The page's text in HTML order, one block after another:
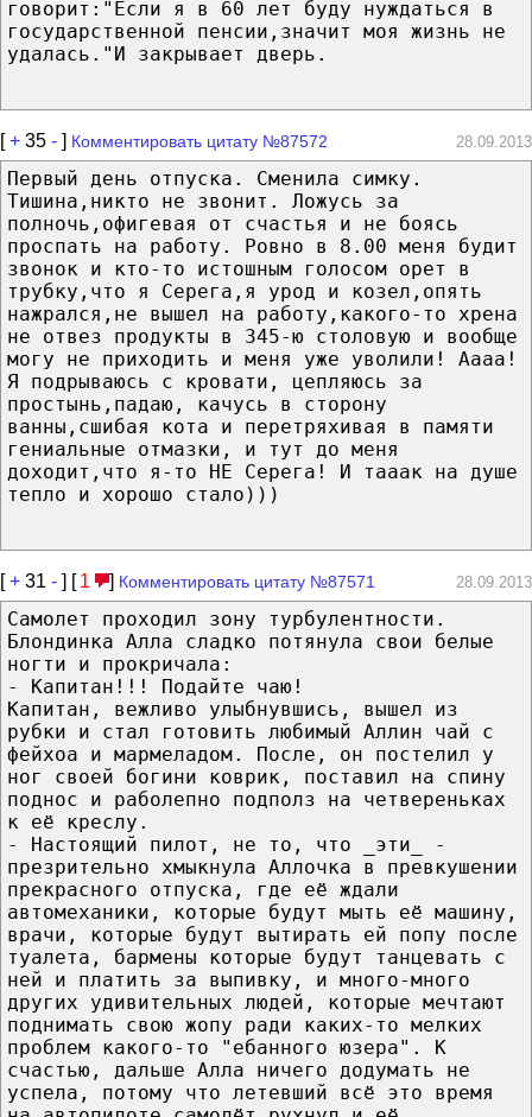
говорит:"Если я в 60 лет буду нуждаться в
государственной пенсии,значит моя жизнь не
удалась."И закрывает дверь.
[+ 35 - ] Комментировать цитату №87572 28.09.2013
Первый день отпуска. Сменила симку.
Тишина,никто не звонит. Ложусь за
полночь,офигевая от счастья и не боясь
проспать на работу. Ровно в 8.00 меня будит
звонок и кто-то истошным голосом орет в
трубку,что я Серега,я урод и козел,опять
нажрался,не вышел на работу,какого-то хрена
не отвез продукты в 345-ю столовую и вообще
могу не приходить и меня уже уволили! Аааа!
Я подрываюсь с кровати, цепляюсь за
простынь,падаю, качусь в сторону
ванны,сшибая кота и перетряхивая в памяти
гениальные отмазки, и тут до меня
доходит,что я-то НЕ Серега! И тааак на душе
тепло и хорошо стало)))
[+ 31 - ] [ 1 ] Комментировать цитату №87571 28.09.2013
Самолет проходил зону турбулентности.
Блондинка Алла сладко потянула свои белые
ногти и прокричала:
- Капитан!!! Подайте чаю!
Капитан, вежливо улыбнувшись, вышел из
рубки и стал готовить любимый Аллин чай с
фейхоа и мармеладом. После, он постелил у
ног своей богини коврик, поставил на спину
поднос и раболепно подполз на четвереньках
к её креслу.
- Настоящий пилот, не то, что _эти_ -
презрительно хмыкнула Аллочка в превкушении
прекрасного отпуска, где её ждали
автомеханики, которые будут мыть её машину,
врачи, которые будут вытирать ей попу после
туалета, бармены которые будут танцевать с
ней и платить за выпивку, и много-много
других удивительных людей, которые мечтают
поднимать свою жопу ради каких-то мелких
проблем какого-то "ебанного юзера". К
счастью, дальше Алла ничего додумать не
успела, потому что летевший всё это время